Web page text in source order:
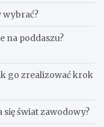
wybrać?
na poddaszu?
go zrealizować krok
świat zawodowy?